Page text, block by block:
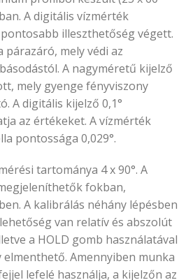
A digitális vízmérték
illeszthetőség végett.
párazáró, mely védi az
A nagyméretű kijelző
mely gyenge fényviszony
A digitális kijelző 0,1°
az értékeket. A vízmérték
pontossága 0,029°.
tartománya 4 x 90°. A
fokban,
A kalibrálás néhány lépésben
van relatív és abszolút
a HOLD gomb használatával
Amennyiben munka
lefelé használja, a kijelzőn az